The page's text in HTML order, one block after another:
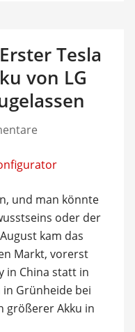
Tesla
von LG
und man könnte
oder der
kam das
Markt, vorerst
in China statt in
Grünheide bei
größerer Akku in